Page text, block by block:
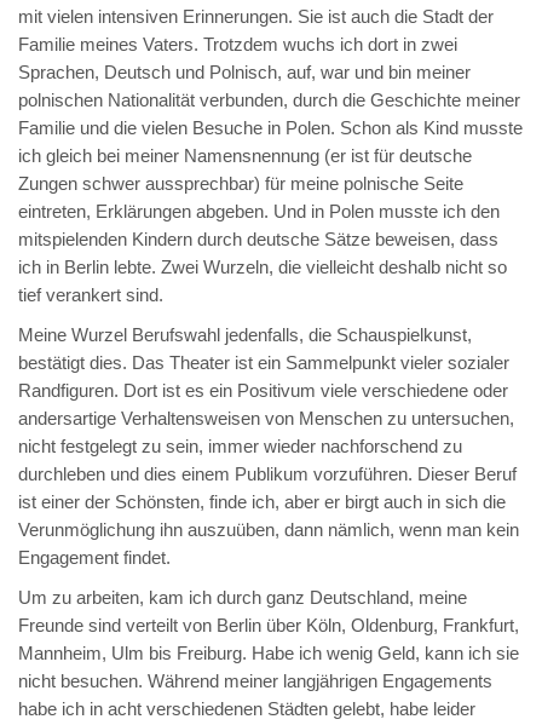
mit vielen intensiven Erinnerungen. Sie ist auch die Stadt der
Familie meines Vaters. Trotzdem wuchs ich dort in zwei
Sprachen, Deutsch und Polnisch, auf, war und bin meiner
polnischen Nationalität verbunden, durch die Geschichte meiner
Familie und die vielen Besuche in Polen. Schon als Kind musste
ich gleich bei meiner Namensnennung (er ist für deutsche
Zungen schwer aussprechbar) für meine polnische Seite
eintreten, Erklärungen abgeben. Und in Polen musste ich den
mitspielenden Kindern durch deutsche Sätze beweisen, dass
ich in Berlin lebte. Zwei Wurzeln, die vielleicht deshalb nicht so
tief verankert sind.
Meine Wurzel Berufswahl jedenfalls, die Schauspielkunst,
bestätigt dies. Das Theater ist ein Sammelpunkt vieler sozialer
Randfiguren. Dort ist es ein Positivum viele verschiedene oder
andersartige Verhaltensweisen von Menschen zu untersuchen,
nicht festgelegt zu sein, immer wieder nachforschend zu
durchleben und dies einem Publikum vorzuführen. Dieser Beruf
ist einer der Schönsten, finde ich, aber er birgt auch in sich die
Verunmöglichung ihn auszuüben, dann nämlich, wenn man kein
Engagement findet.
Um zu arbeiten, kam ich durch ganz Deutschland, meine
Freunde sind verteilt von Berlin über Köln, Oldenburg, Frankfurt,
Mannheim, Ulm bis Freiburg. Habe ich wenig Geld, kann ich sie
nicht besuchen. Während meiner langjährigen Engagements
habe ich in acht verschiedenen Städten gelebt, habe leider